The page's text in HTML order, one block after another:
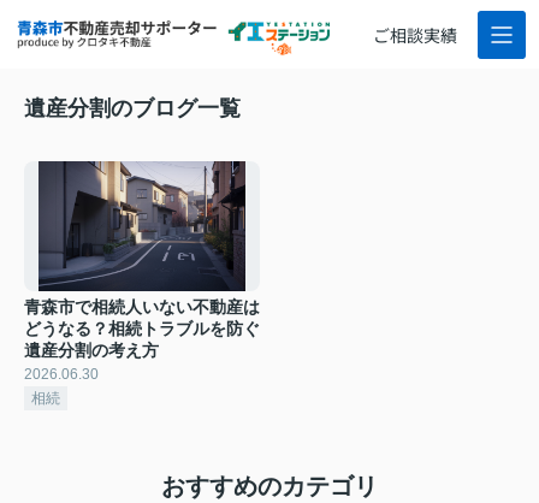
ご相談実績
遺産分割のブログ一覧
青森市で相続人いない不動産は
どうなる？相続トラブルを防ぐ
遺産分割の考え方
2026.06.30
相続
おすすめのカテゴリ